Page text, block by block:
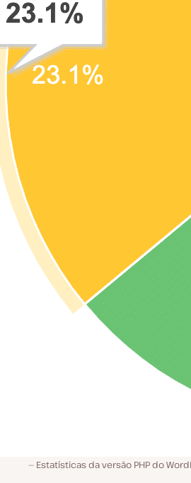
Estatísticas da versão PHP do